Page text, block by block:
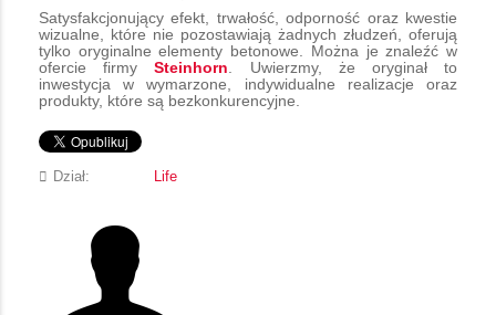
Satysfakcjonujący efekt, trwałość, odporność oraz kwestie
wizualne, które nie pozostawiają żadnych złudzeń, oferują
tylko oryginalne elementy betonowe. Można je znaleźć w
ofercie firmySteinhorn. Uwierzmy, że oryginał to
inwestycja w wymarzone, indywidualne realizacje oraz
produkty, które są bezkonkurencyjne.
Dział: Life